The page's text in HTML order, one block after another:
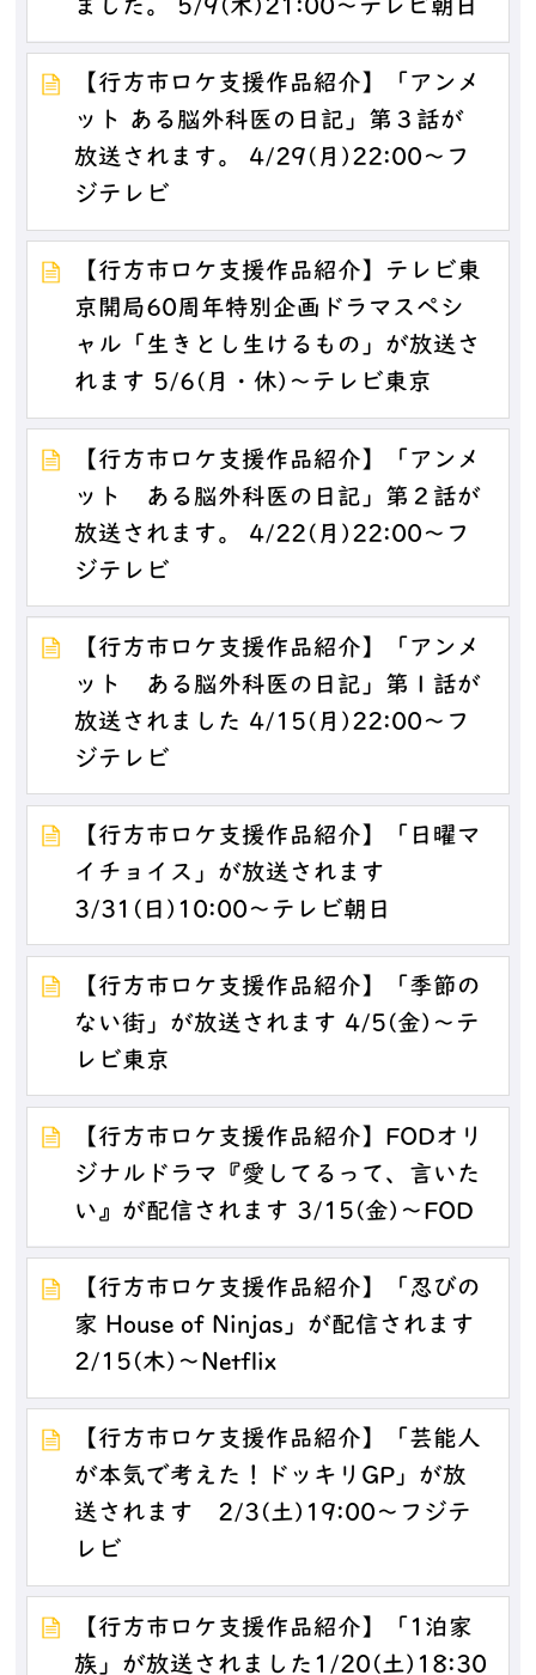
ました。 5/9(木)21:00～テレビ朝日
【行方市ロケ支援作品紹介】「アンメ
ット ある脳外科医の日記」第３話が
放送されます。 4/29(月)22:00～フ
ジテレビ
【行方市ロケ支援作品紹介】テレビ東
京開局60周年特別企画ドラマスペシ
ャル「生きとし生けるもの」が放送さ
れます 5/6(月・休)～テレビ東京
【行方市ロケ支援作品紹介】「アンメ
ット ある脳外科医の日記」第２話が
放送されます。 4/22(月)22:00～フ
ジテレビ
【行方市ロケ支援作品紹介】「アンメ
ット ある脳外科医の日記」第１話が
放送されました 4/15(月)22:00～フ
ジテレビ
【行方市ロケ支援作品紹介】「日曜マ
イチョイス」が放送されます
3/31(日)10:00～テレビ朝日
【行方市ロケ支援作品紹介】「季節の
ない街」が放送されます 4/5(金)～テ
レビ東京
【行方市ロケ支援作品紹介】FODオリ
ジナルドラマ『愛してるって、言いた
い』が配信されます 3/15(金)～FOD
【行方市ロケ支援作品紹介】「忍びの
家 House of Ninjas」が配信されます
2/15(木)～Netflix
【行方市ロケ支援作品紹介】「芸能人
が本気で考えた！ドッキリGP」が放
送されます 2/3(土)19:00～フジテ
レビ
【行方市ロケ支援作品紹介】「1泊家
族」が放送されました1/20(土)18:30